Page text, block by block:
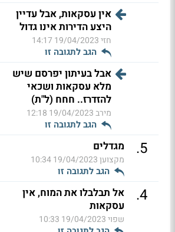
אין עסקאות, אבל עדיין
היצע הדירות אינו גדול
חזי19/04/2023 14:17
הגב לתגובה זו
אבל בעיתון יפרסם שיש
מלא עסקאות ושכאי
להזדרז.. חחח (ל"ת)
מירב19/04/2023 12:18
הגב לתגובה זו
5
. מגדלים
מקצוען19/04/2023 10:34
הגב לתגובה זו
4
.
אל תבלבלו את המוח, אין
עסקאות
שפוי19/04/2023 10:33